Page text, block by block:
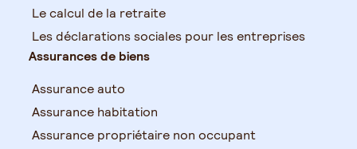
Le calcul de la retraite
Les déclarations sociales pour les entreprises
Assurances de biens
Assurance auto
Assurance habitation
Assurance propriétaire non occupant